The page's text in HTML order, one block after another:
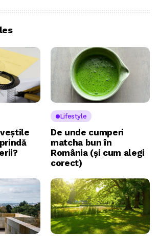
Lifestyle
De unde cumperi
matcha bun în
România (și cum alegi
corect)